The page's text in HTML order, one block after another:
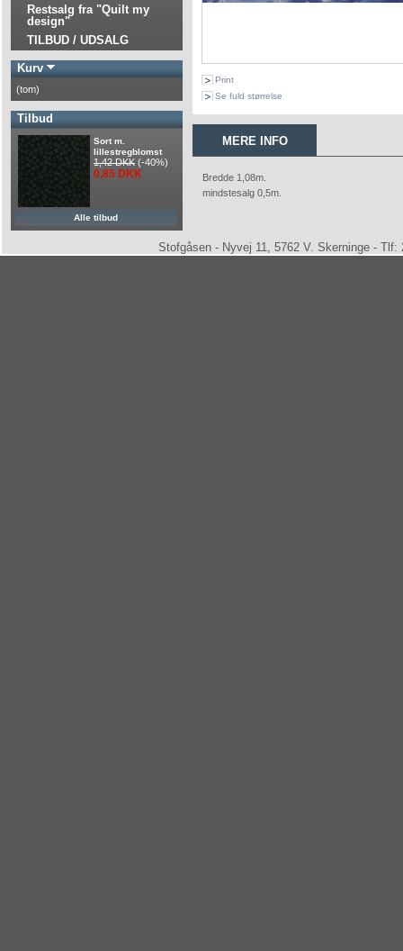
Restsalg fra "Quilt my
design"
TILBUD / UDSALG
Kurv
(tom)
Tilbud
Sort m.
lillestregblomst
1,42 DKK (-40%)
0,85 DKK
Alle tilbud
Print
Se fuld størrelse
MERE INFO
Bredde 1,08m.
mindstesalg 0,5m.
Stofgåsen - Nyvej 11, 5762 V. Skerninge -